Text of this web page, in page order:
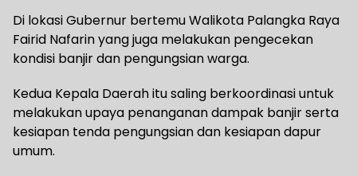
Di lokasi Gubernur bertemu Walikota Palangka Raya
Fairid Nafarin yang juga melakukan pengecekan
kondisi banjir dan pengungsian warga.
Kedua Kepala Daerah itu saling berkoordinasi untuk
melakukan upaya penanganan dampak banjir serta
kesiapan tenda pengungsian dan kesiapan dapur
umum.